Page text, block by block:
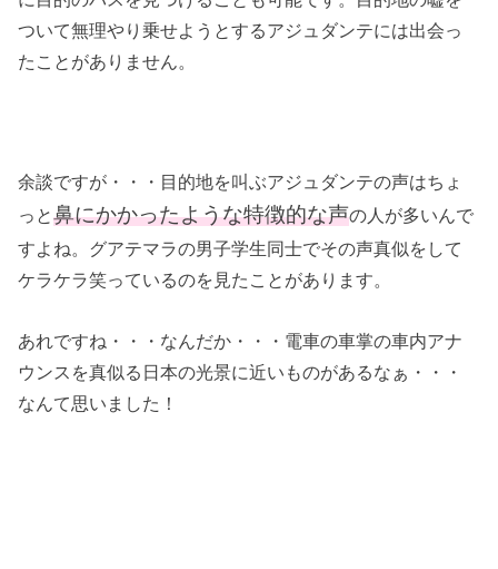
ついて無理やり乗せようとするアジュダンテには出会っ
たことがありません。
余談ですが・・・目的地を叫ぶアジュダンテの声はちょ
っと鼻にかかったような特徴的な声の人が多いんで
すよね。グアテマラの男子学生同士でその声真似をして
ケラケラ笑っているのを見たことがあります。
あれですね・・・なんだか・・・電車の車掌の車内アナ
ウンスを真似る日本の光景に近いものがあるなぁ・・・
なんて思いました！